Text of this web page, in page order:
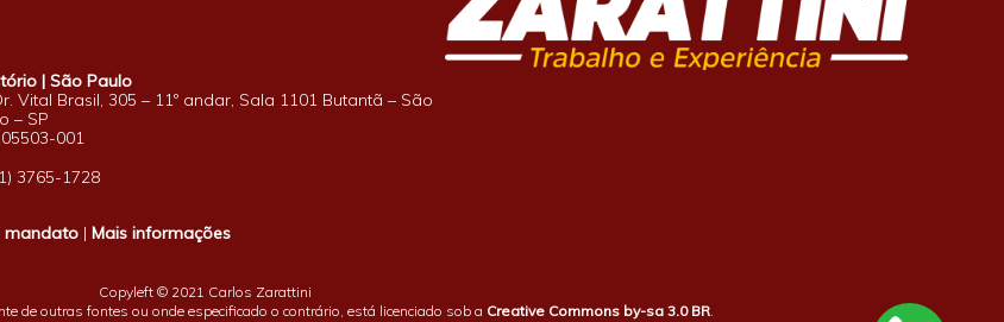
| São Paulo
Vital Brasil, 305 – 11º andar, Sala 1101 Butantã – São
– SP
05503-001
3765-1728
mandato |Mais informações
Copyleft © 2021 Carlos Zarattini
de outras fontes ou onde especificado o contrário, está licenciado sob a Creative Commons by-sa 3.0 BR.